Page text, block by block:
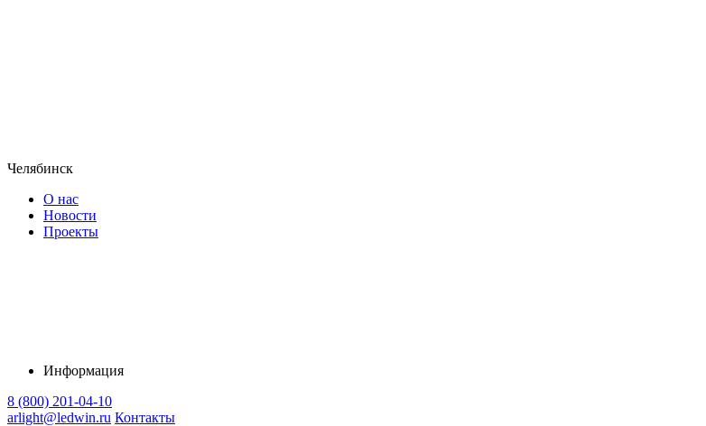
Челябинск
О нас
Новости
Проекты
Информация
8 (800) 201-04-10
arlight@ledwin.ru Контакты